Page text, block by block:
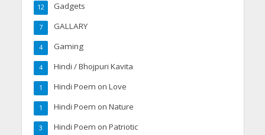
Gadgets
12
GALLARY
7
Gaming
4
Hindi / Bhojpuri Kavita
4
Hindi Poem on Love
1
Hindi Poem on Nature
1
Hindi Poem on Patriotic
3